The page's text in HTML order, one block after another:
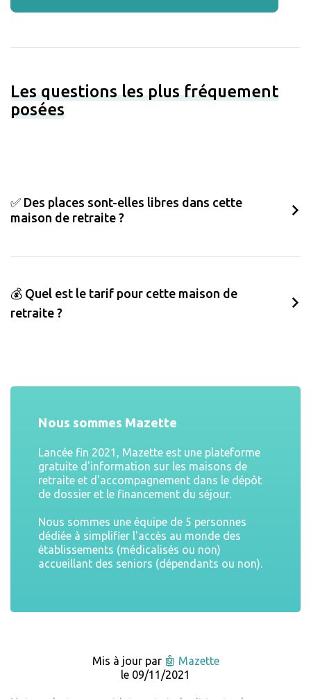
Les questions les plus fréquement
posées
✅ Des places sont-elles libres dans cette
maison de retraite ?
💰 Quel est le tarif pour cette maison de
retraite ?
Nous sommes Mazette
Lancée fin 2021, Mazette est une plateforme
gratuite d'information sur les maisons de
retraite et d'accompagnement dans le dépôt
de dossier et le financement du séjour.
Nous sommes une équipe de 5 personnes
dédiée à simplifier l'accès au monde des
établissements (médicalisés ou non)
accueillant des seniors (dépendants ou non).
Mis à jour par 🤖 Mazette
le 09/11/2021